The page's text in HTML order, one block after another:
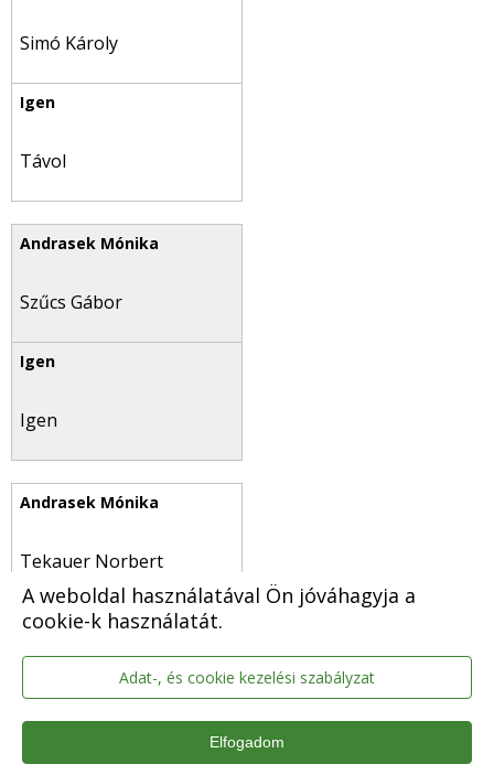
A weboldal használatával Ön jóváhagyja a
cookie-k használatát.
Adat-, és cookie kezelési szabályzat
Elfogadom
Simó Károly
Távol
Szűcs Gábor
Igen
Tekauer Norbert
Tartózkodik